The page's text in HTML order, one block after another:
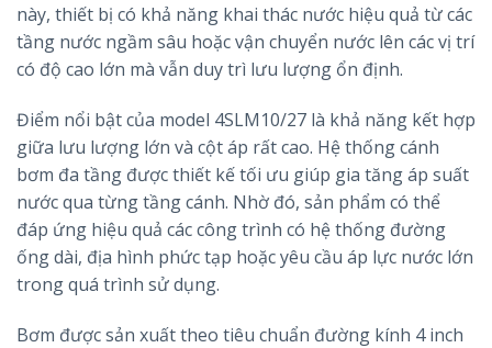
này, thiết bị có khả năng khai thác nước hiệu quả từ các
tầng nước ngầm sâu hoặc vận chuyển nước lên các vị trí
có độ cao lớn mà vẫn duy trì lưu lượng ổn định.
Điểm nổi bật của model 4SLM10/27 là khả năng kết hợp
giữa lưu lượng lớn và cột áp rất cao. Hệ thống cánh
bơm đa tầng được thiết kế tối ưu giúp gia tăng áp suất
nước qua từng tầng cánh. Nhờ đó, sản phẩm có thể
đáp ứng hiệu quả các công trình có hệ thống đường
ống dài, địa hình phức tạp hoặc yêu cầu áp lực nước lớn
trong quá trình sử dụng.
Bơm được sản xuất theo tiêu chuẩn đường kính 4 inch